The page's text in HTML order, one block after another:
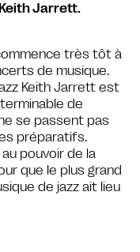
Keith Jarrett.
très tôt à
de musique.
Keith Jarrett est
de
se passent pas
préparatifs.
pouvoir de la
que le plus grand
de jazz ait lieu